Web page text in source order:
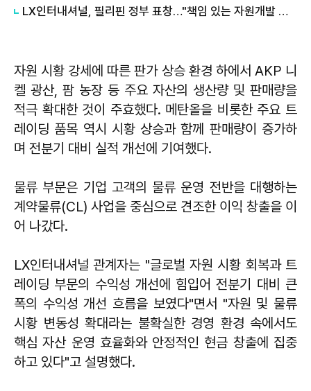
LX인터내셔널, 필리핀 정부 표창…"책임 있는 자원개발 공식 인정"
자원 시황 강세에 따른 판가 상승 환경 하에서 AKP 니
켈 광산, 팜 농장 등 주요 자산의 생산량 및 판매량을
적극 확대한 것이 주효했다. 메탄올을 비롯한 주요 트
레이딩 품목 역시 시황 상승과 함께 판매량이 증가하
며 전분기 대비 실적 개선에 기여했다.
물류 부문은 기업 고객의 물류 운영 전반을 대행하는
계약물류(CL) 사업을 중심으로 견조한 이익 창출을 이
어 나갔다.
LX인터내셔널 관계자는 "글로벌 자원 시황 회복과 트
레이딩 부문의 수익성 개선에 힘입어 전분기 대비 큰
폭의 수익성 개선 흐름을 보였다"면서 "자원 및 물류
시황 변동성 확대라는 불확실한 경영 환경 속에서도
핵심 자산 운영 효율화와 안정적인 현금 창출에 집중
하고 있다"고 설명했다.